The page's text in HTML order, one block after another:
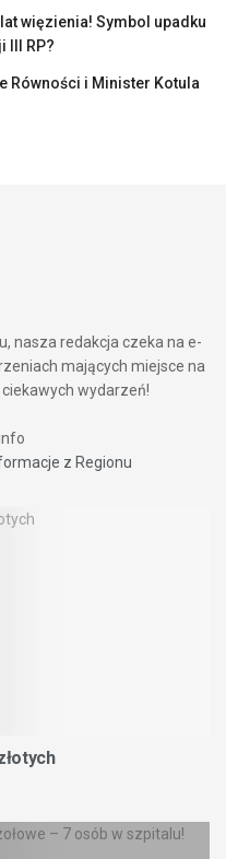
więzienia! Symbol upadku
III RP?
Równości i Minister Kotula
nasza redakcja czeka na e-
mających miejsce na
wydarzeń!
z Regionu